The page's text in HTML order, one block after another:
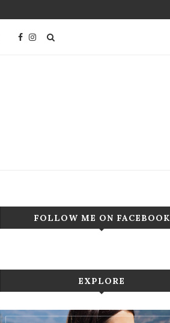
FOLLOW ME ON FACEBOOK
EXPLORE